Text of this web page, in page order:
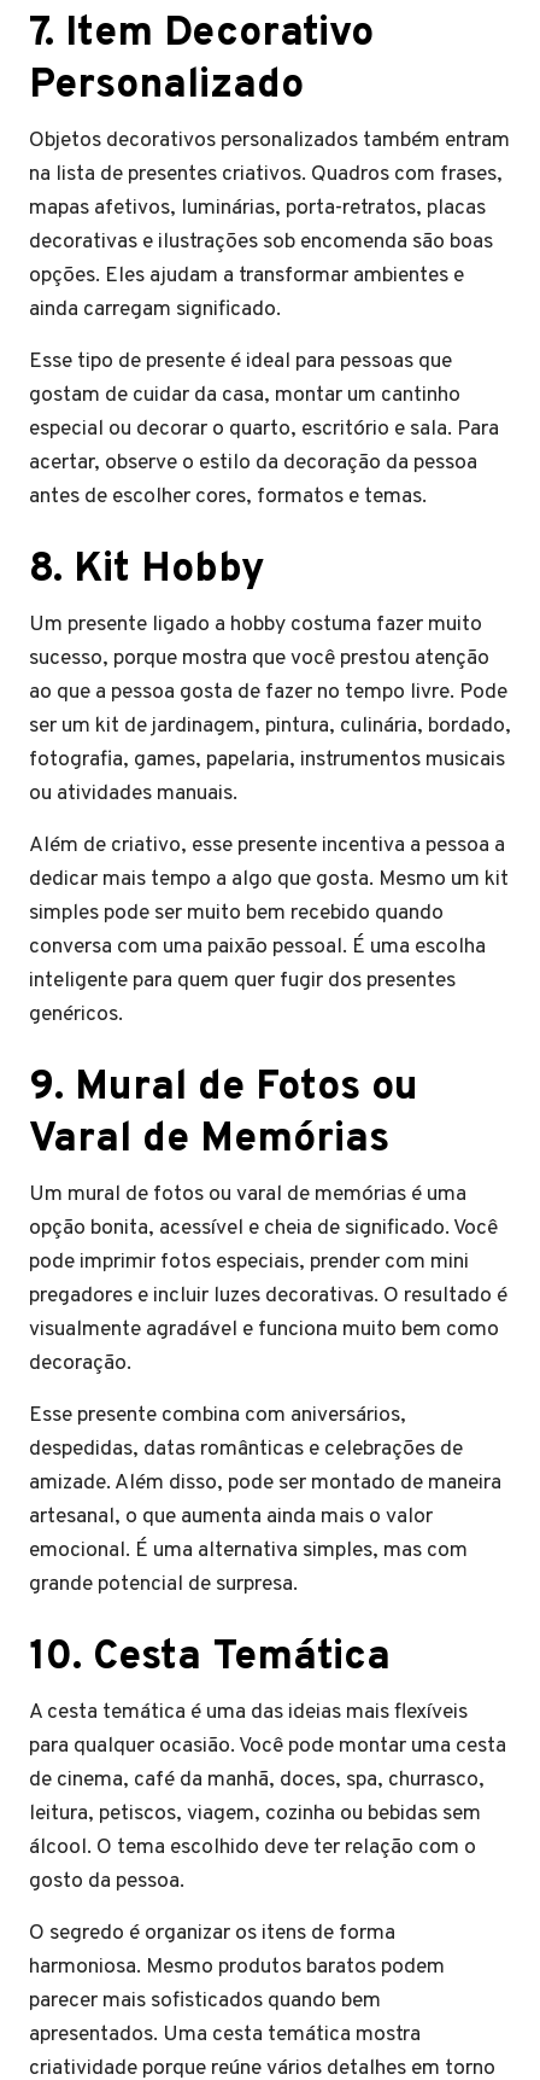
7. Item Decorativo
Personalizado
Objetos decorativos personalizados também entram
na lista de presentes criativos. Quadros com frases,
mapas afetivos, luminárias, porta-retratos, placas
decorativas e ilustrações sob encomenda são boas
opções. Eles ajudam a transformar ambientes e
ainda carregam significado.
Esse tipo de presente é ideal para pessoas que
gostam de cuidar da casa, montar um cantinho
especial ou decorar o quarto, escritório e sala. Para
acertar, observe o estilo da decoração da pessoa
antes de escolher cores, formatos e temas.
8. Kit Hobby
Um presente ligado a hobby costuma fazer muito
sucesso, porque mostra que você prestou atenção
ao que a pessoa gosta de fazer no tempo livre. Pode
ser um kit de jardinagem, pintura, culinária, bordado,
fotografia, games, papelaria, instrumentos musicais
ou atividades manuais.
Além de criativo, esse presente incentiva a pessoa a
dedicar mais tempo a algo que gosta. Mesmo um kit
simples pode ser muito bem recebido quando
conversa com uma paixão pessoal. É uma escolha
inteligente para quem quer fugir dos presentes
genéricos.
9. Mural de Fotos ou
Varal de Memórias
Um mural de fotos ou varal de memórias é uma
opção bonita, acessível e cheia de significado. Você
pode imprimir fotos especiais, prender com mini
pregadores e incluir luzes decorativas. O resultado é
visualmente agradável e funciona muito bem como
decoração.
Esse presente combina com aniversários,
despedidas, datas românticas e celebrações de
amizade. Além disso, pode ser montado de maneira
artesanal, o que aumenta ainda mais o valor
emocional. É uma alternativa simples, mas com
grande potencial de surpresa.
10. Cesta Temática
A cesta temática é uma das ideias mais flexíveis
para qualquer ocasião. Você pode montar uma cesta
de cinema, café da manhã, doces, spa, churrasco,
leitura, petiscos, viagem, cozinha ou bebidas sem
álcool. O tema escolhido deve ter relação com o
gosto da pessoa.
O segredo é organizar os itens de forma
harmoniosa. Mesmo produtos baratos podem
parecer mais sofisticados quando bem
apresentados. Uma cesta temática mostra
criatividade porque reúne vários detalhes em torno